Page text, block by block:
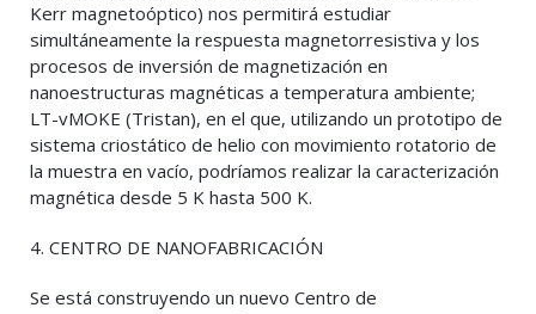
Kerr magnetoóptico) nos permitirá estudiar
simultáneamente la respuesta magnetorresistiva y los
procesos de inversión de magnetización en
nanoestructuras magnéticas a temperatura ambiente;
LT-vMOKE (Tristan), en el que, utilizando un prototipo de
sistema criostático de helio con movimiento rotatorio de
la muestra en vacío, podríamos realizar la caracterización
magnética desde 5 K hasta 500 K.
4. CENTRO DE NANOFABRICACIÓN
Se está construyendo un nuevo Centro de